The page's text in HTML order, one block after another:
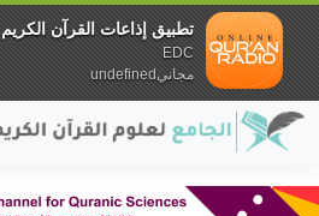
تطبيق إذاعات القرآن الكريم
EDC
مجانيundefined